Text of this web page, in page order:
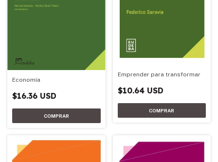
Economía
$16.36 USD
Emprender para transformar
$10.64 USD